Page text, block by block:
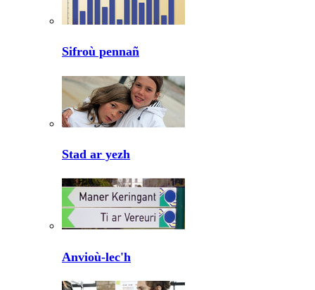
Sifroù pennañ
Stad ar yezh
Anvioù-lec'h